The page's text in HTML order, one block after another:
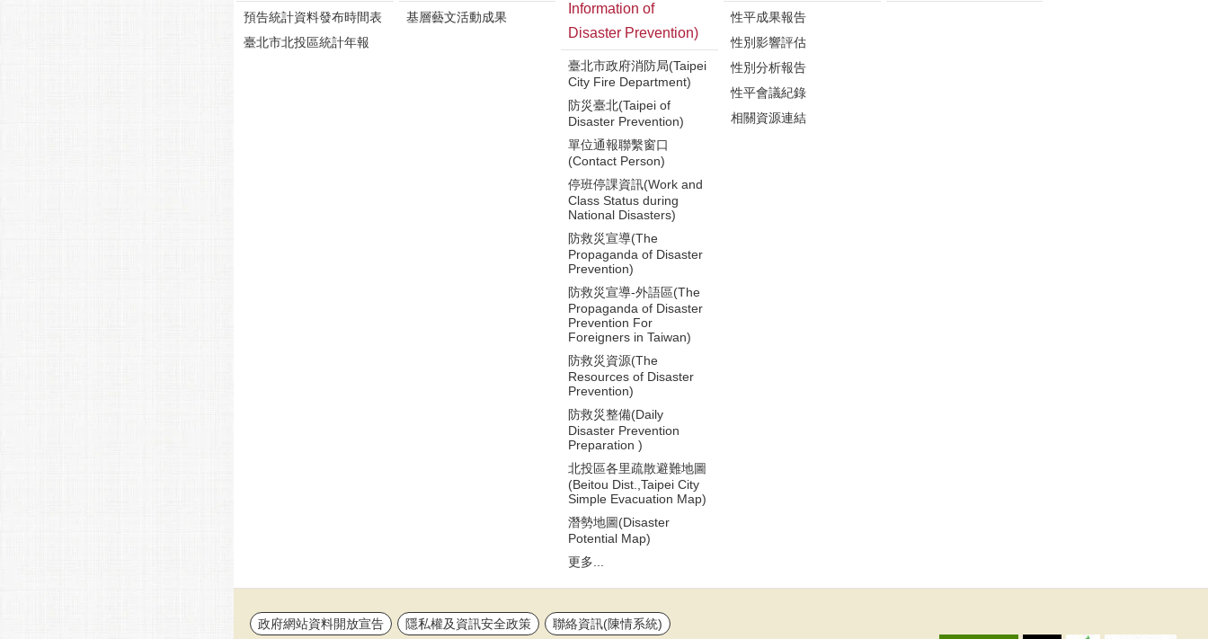
預告統計資料發布時間表
臺北市北投區統計年報
基層藝文活動成果
Information of
Disaster Prevention)
臺北市政府消防局(Taipei
City Fire Department)
防災臺北(Taipei of
Disaster Prevention)
單位通報聯繫窗口
(Contact Person)
停班停課資訊(Work and
Class Status during
National Disasters)
防救災宣導(The
Propaganda of Disaster
Prevention)
防救災宣導-外語區(The
Propaganda of Disaster
Prevention For
Foreigners in Taiwan)
防救災資源(The
Resources of Disaster
Prevention)
防救災整備(Daily
Disaster Prevention
Preparation )
北投區各里疏散避難地圖
(Beitou Dist.,Taipei City
Simple Evacuation Map)
潛勢地圖(Disaster
Potential Map)
更多...
性平成果報告
性別影響評估
性別分析報告
性平會議紀錄
相關資源連結
政府網站資料開放宣告 隱私權及資訊安全政策 聯絡資訊(陳情系統)